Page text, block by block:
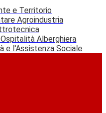
e Territorio
Agroindustria
Alberghiera
e l'Assistenza Sociale